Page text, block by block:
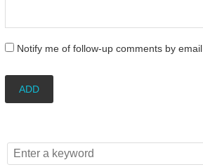
Notify me of follow-up comments by email
ADD